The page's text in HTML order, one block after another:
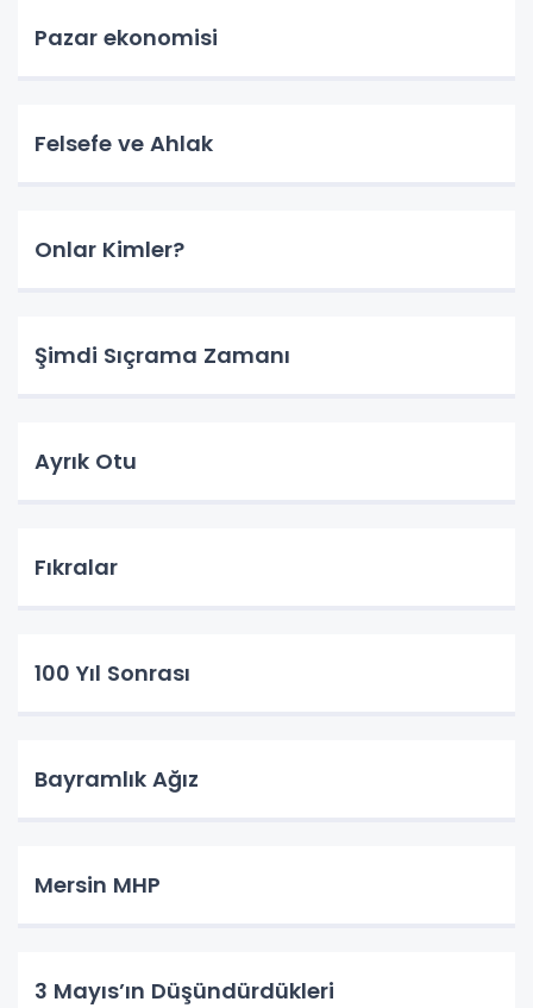
Pazar ekonomisi
Felsefe ve Ahlak
Onlar Kimler?
Şimdi Sıçrama Zamanı
Ayrık Otu
Fıkralar
100 Yıl Sonrası
Bayramlık Ağız
Mersin MHP
3 Mayıs’ın Düşündürdükleri